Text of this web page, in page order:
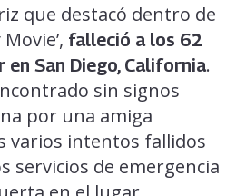
que destacó dentro de
falleció a los 62
en San Diego, California.
sin signos
por una amiga
varios intentos fallidos
servicios de emergencia